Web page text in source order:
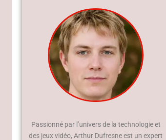
Passionné par l’univers de la technologie et
des jeux vidéo, Arthur Dufresne est un expert